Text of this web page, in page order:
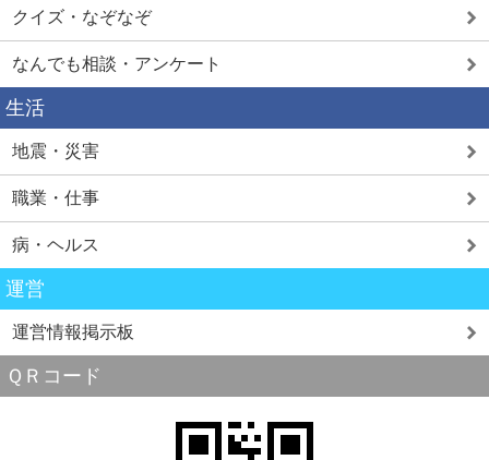
クイズ・なぞなぞ
なんでも相談・アンケート
生活
地震・災害
職業・仕事
病・ヘルス
運営
運営情報掲示板
ＱＲコード